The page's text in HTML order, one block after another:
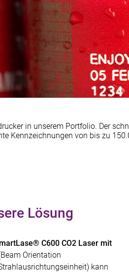
in unserem Portfolio. Der
Kennzeichnungen von bis zu
Lösung
C600 CO2 Laser mit
Orientation
kann